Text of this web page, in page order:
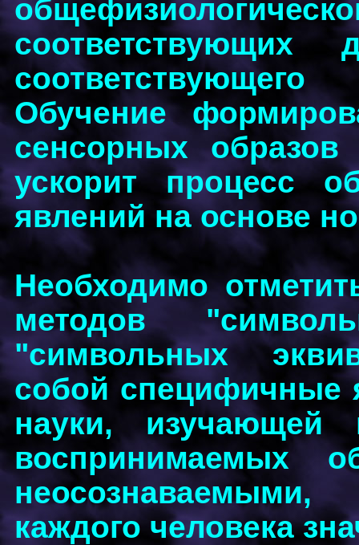
соответствующих
Обучение
сенсорных образов
ускорит процесс
явлений на основе
Необходимо
методов
"символьных
собой специфичные
науки, изучающей
воспринимаемых
каждого человека